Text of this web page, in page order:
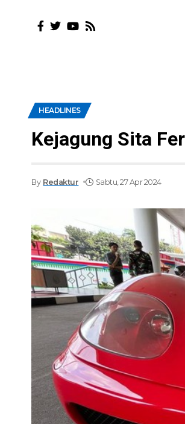
HEADLINES
Kejagung Sita
By Redaktur Sabtu, 27 Apr 2024